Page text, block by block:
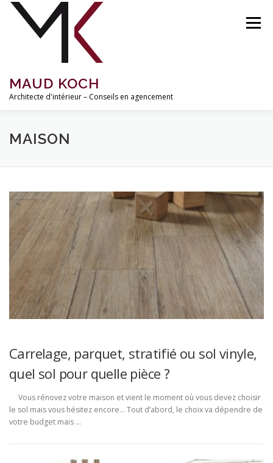
Aller
MAUD KOCH
Architecte d'intérieur – Conseils en agencement
Menu
ACCUEIL
CONTACT
MAISON
Carrelage, parquet, stratifié ou sol vinyle,
quel sol pour quelle pièce ?
Vous rénovez votre maison et vient le moment où vous devez choisir
le sol mais vous hésitez encore… Tout d’abord, le choix va dépendre de
votre budget mais …